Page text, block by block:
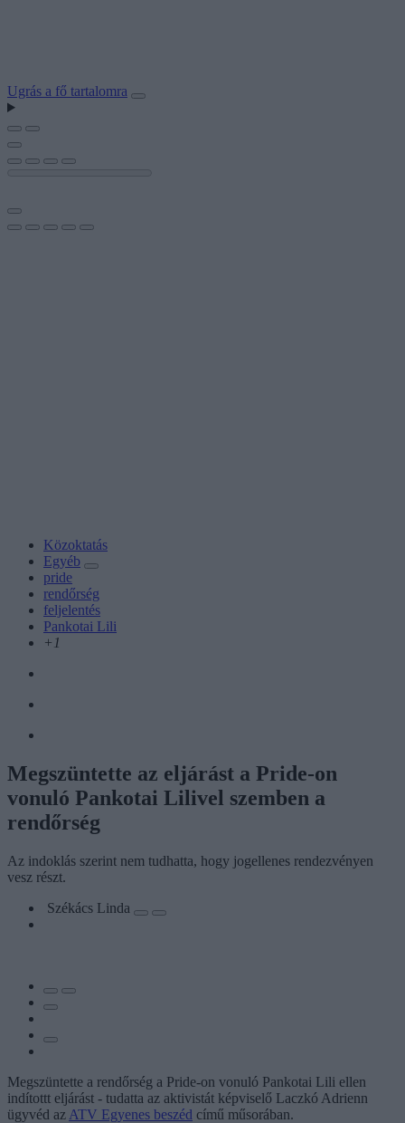
Ugrás a fő tartalomra
Közoktatás
Egyéb
pride
rendőrség
feljelentés
Pankotai Lili
+1
Megszüntette az eljárást a Pride-on
vonuló Pankotai Lilivel szemben a
rendőrség
Az indoklás szerint nem tudhatta, hogy jogellenes rendezvényen
vesz részt.
Székács Linda
Megszüntette a rendőrség a Pride-on vonuló Pankotai Lili ellen
indítottt eljárást - tudatta az aktivistát képviselő Laczkó Adrienn
ügyvéd az ATV Egyenes beszéd című műsorában.